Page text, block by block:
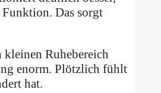
Das sorgt
kleinen Ruhebereich
enorm. Plötzlich fühlt
hat.